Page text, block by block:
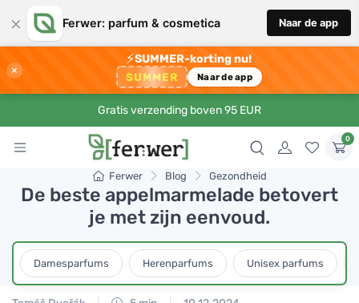
× Ferwer: parfum & cosmetica Naar de app
×
⚡SUMMER-korting nu!
SUMMER Naar de app
Gratis verzending boven 95 EUR
0
Ferwer Blog Gezondheid
De beste appelmarmelade betovert
je met zijn eenvoud.
Damesparfums Herenparfums Unisex parfums